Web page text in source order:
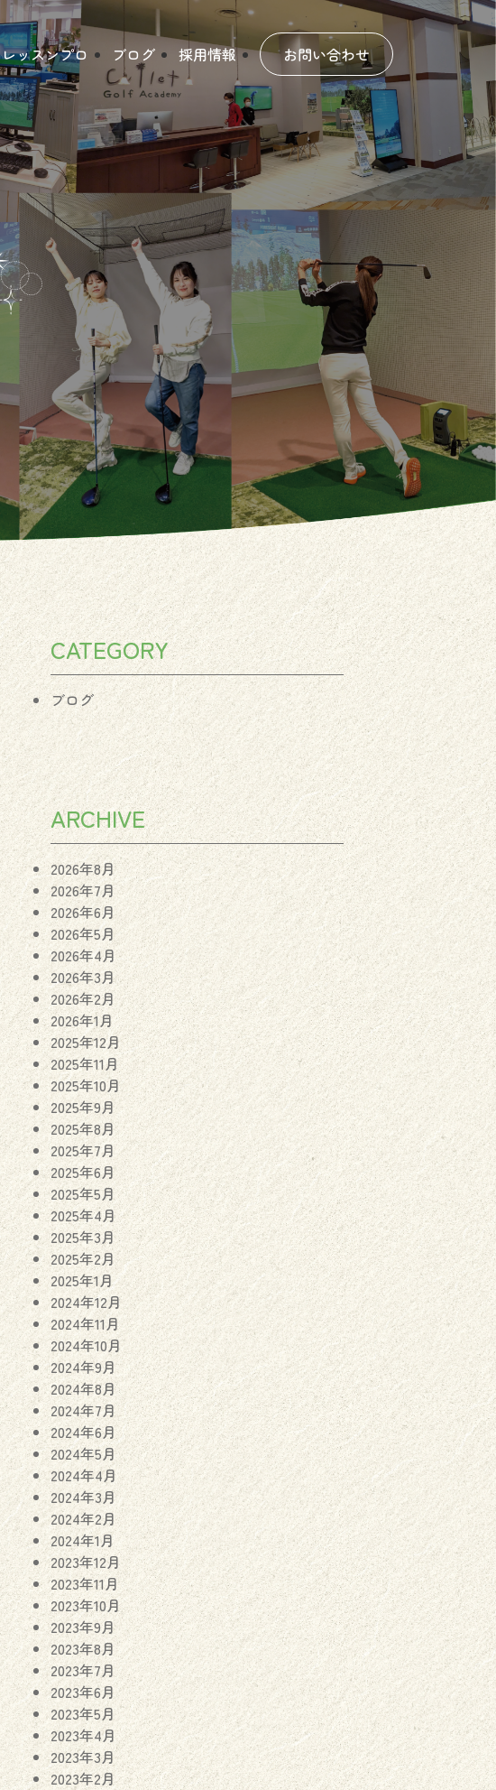
レッスンプロ ブログ 採用情報 お問い合わせ
CATEGORY
ブログ
ARCHIVE
2026年8月
2026年7月
2026年6月
2026年5月
2026年4月
2026年3月
2026年2月
2026年1月
2025年12月
2025年11月
2025年10月
2025年9月
2025年8月
2025年7月
2025年6月
2025年5月
2025年4月
2025年3月
2025年2月
2025年1月
2024年12月
2024年11月
2024年10月
2024年9月
2024年8月
2024年7月
2024年6月
2024年5月
2024年4月
2024年3月
2024年2月
2024年1月
2023年12月
2023年11月
2023年10月
2023年9月
2023年8月
2023年7月
2023年6月
2023年5月
2023年4月
2023年3月
2023年2月